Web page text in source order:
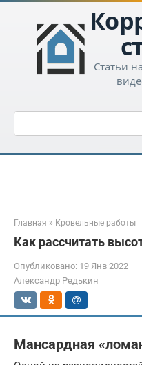
Перейти
контенту
Статьи
Поиск:
Главная » Кровельные работы
Как рассчитать
Опубликовано: 19 Янв 2022
Александр Редькин
Мансардная